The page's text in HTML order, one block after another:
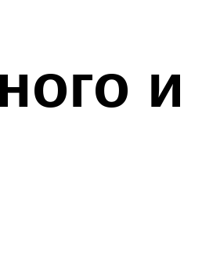
и